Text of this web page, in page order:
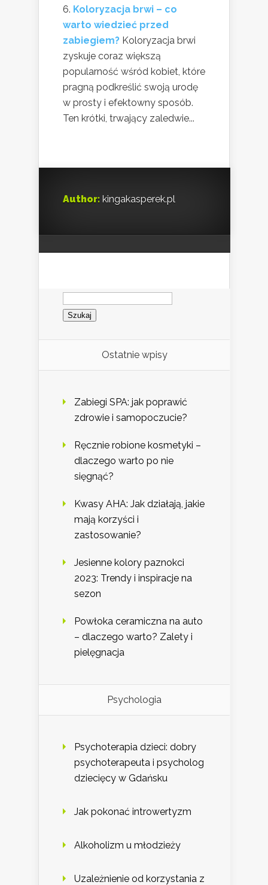
Koloryzacja brwi – co
warto wiedzieć przed
zabiegiem? Koloryzacja brwi
zyskuje coraz większą
popularność wśród kobiet, które
pragną podkreślić swoją urodę
w prosty i efektowny sposób.
Ten krótki, trwający zaledwie...
Author: kingakasperek.pl
Szukaj:
Ostatnie wpisy
Zabiegi SPA: jak poprawić
zdrowie i samopoczucie?
Ręcznie robione kosmetyki –
dlaczego warto po nie
sięgnąć?
Kwasy AHA: Jak działają, jakie
mają korzyści i
zastosowanie?
Jesienne kolory paznokci
2023: Trendy i inspiracje na
sezon
Powłoka ceramiczna na auto
– dlaczego warto? Zalety i
pielęgnacja
Psychologia
Psychoterapia dzieci: dobry
psychoterapeuta i psycholog
dziecięcy w Gdańsku
Jak pokonać introwertyzm
Alkoholizm u młodzieży
Uzależnienie od korzystania z